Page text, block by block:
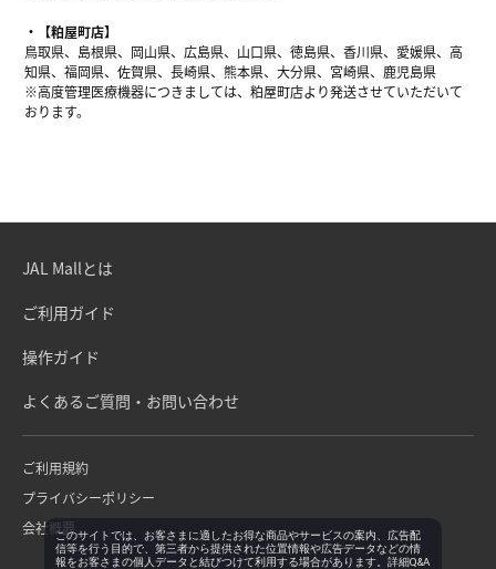
【粕屋町店】
鳥取県、島根県、岡山県、広島県、山口県、徳島県、香川県、愛媛県、高
知県、福岡県、佐賀県、長崎県、熊本県、大分県、宮崎県、鹿児島県
※高度管理医療機器につきましては、粕屋町店より発送させていただいて
おります。
JAL Mallとは
ご利用ガイド
操作ガイド
よくあるご質問・お問い合わせ
ご利用規約
プライバシーポリシー
会社概要このサイトでは、お客さまに適したお得な商品やサービスの案内、広告配
信等を行う目的で、第三者から提供された位置情報や広告データなどの情
報をお客さまの個人データと結びつけて利用する場合があります。詳細Q&A